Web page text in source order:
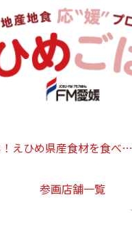
えひめ県産食材を食べつ
くそう！
参画店舗一覧